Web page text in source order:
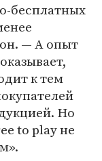
бесплатных
— А опыт
к тем
Но
to play не